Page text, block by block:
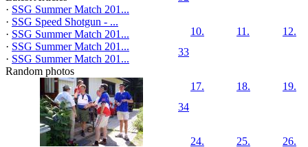
· SSG Summer Match 201...
· SSG Speed Shotgun - ...
· SSG Summer Match 201...
· SSG Summer Match 201...
· SSG Summer Match 201...
Random photos
33
10. 11. 12.
34
17. 18. 19.
24. 25. 26.